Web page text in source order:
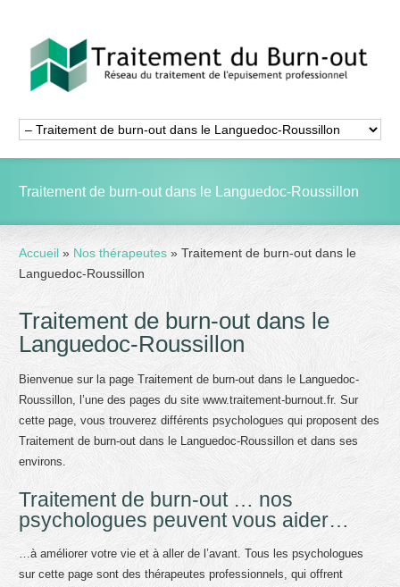
Traitement de burn-out dans le Languedoc-Roussillon
Accueil » Nos thérapeutes » Traitement de burn-out dans le
Languedoc-Roussillon
Traitement de burn-out dans le
Languedoc-Roussillon
Bienvenue sur la page Traitement de burn-out dans le Languedoc-
Roussillon, l’une des pages du site www.traitement-burnout.fr. Sur
cette page, vous trouverez différents psychologues qui proposent des
Traitement de burn-out dans le Languedoc-Roussillon et dans ses
environs.
Traitement de burn-out … nos
psychologues peuvent vous aider…
…à améliorer votre vie et à aller de l’avant. Tous les psychologues
sur cette page sont des thérapeutes professionnels, qui offrent